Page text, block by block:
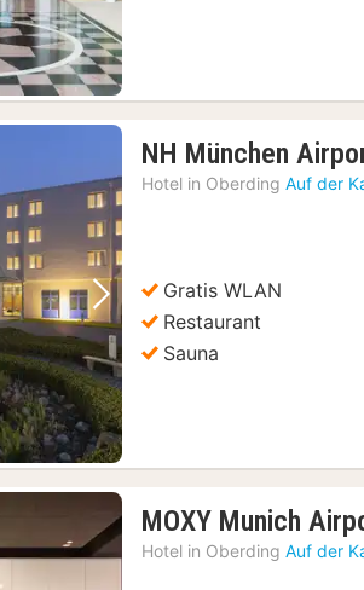
Nächstes Bild
NH München
Hotel in Oberding Auf der
Gratis WLAN
Restaurant
Sauna
MOXY Munich
Hotel in Oberding Auf der